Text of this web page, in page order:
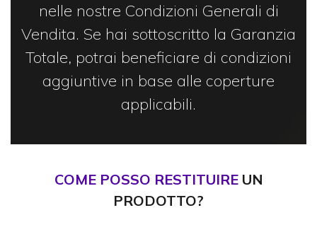
nelle nostre Condizioni Generali di
Vendita. Se hai sottoscritto la Garanzia
Totale, potrai beneficiare di condizioni
aggiuntive in base alle coperture
applicabili.
COME POSSO RESTITUIRE UN
PRODOTTO?